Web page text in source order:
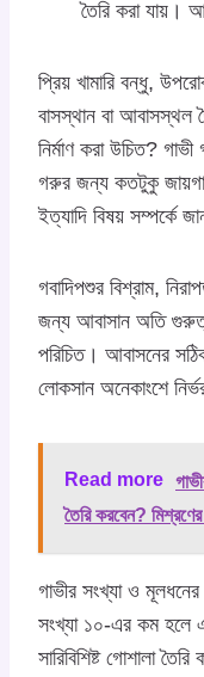
তৈরি করা যায়।
প্রিয় খামারি বন্ধু,
বাসস্থান বা আবাসস্থল
নির্মাণ করা উচিত?
গরুর জন্য কতটুকু জায়গা
ইত্যাদি বিষয় সম্পর্কে
গবাদিপশুর বিশ্রাম,
জন্য আবাসান অতি
পরিচিত। আবাসনের
লোকসান অনেকাংশে
Read more
তৈরি করবেন?
গাভীর সংখ্যা ও
সংখ্যা ১০-এর কম হলে
সারিবিশিষ্ট গোশালা